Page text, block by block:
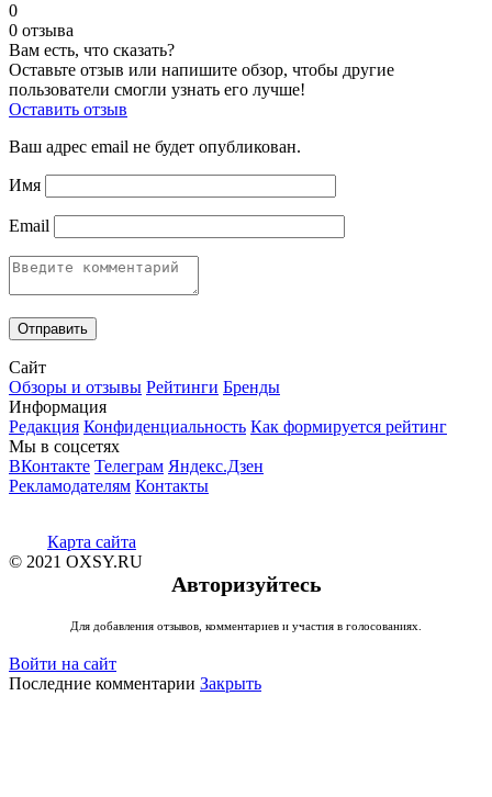
0
0 отзыва
Вам есть, что сказать?
Оставьте отзыв или напишите обзор, чтобы другие
пользователи смогли узнать его лучше!
Оставить отзыв
Ваш адрес email не будет опубликован.
Имя
Email
Сайт
Обзоры и отзывы Рейтинги Бренды
Информация
Редакция Конфиденциальность Как формируется рейтинг
Мы в соцсетях
ВКонтакте Телеграм Яндекс.Дзен
Рекламодателям Контакты
Карта сайта
© 2021 OXSY.RU
Авторизуйтесь
Для добавления отзывов, комментариев и участия в голосованиях.
Войти на сайт
Последние комментарии Закрыть